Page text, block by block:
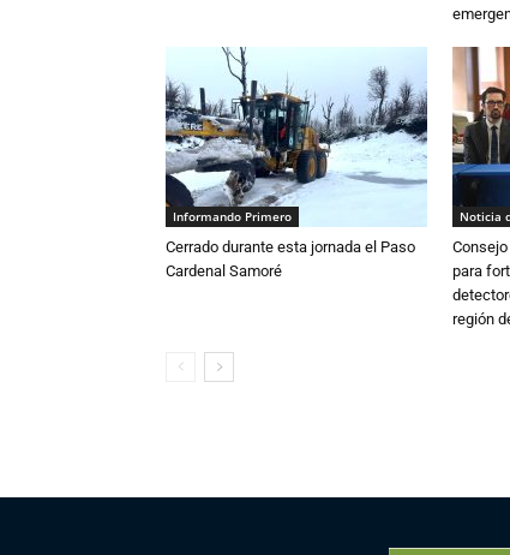
Informando Primero
Cerrado durante esta jornada el Paso
Cardenal Samoré
Noticia
para
región